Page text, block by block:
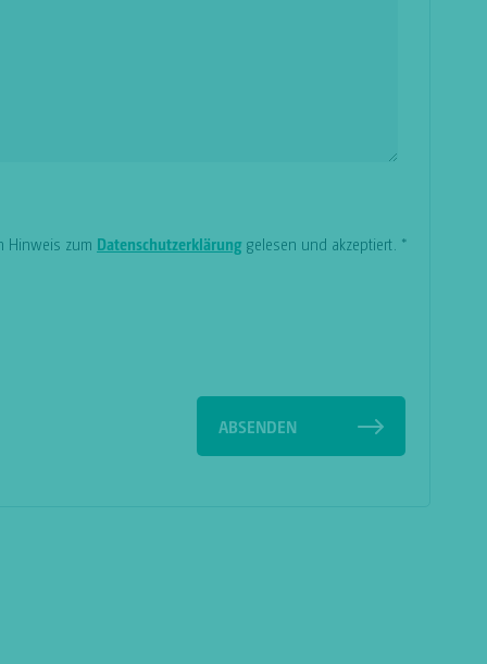
Hinweis zum Datenschutzerklärunggelesen und akzeptiert. *
ABSENDEN